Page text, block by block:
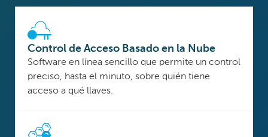
Control de Acceso Basado en la Nube
Software en línea sencillo que permite un control
preciso, hasta el minuto, sobre quién tiene
acceso a qué llaves.